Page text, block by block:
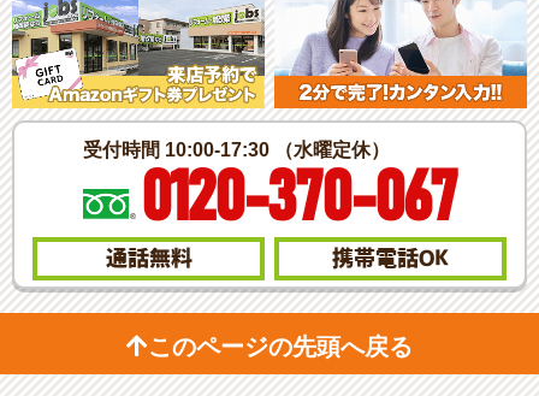
受付時間 10:00-17:30 （水曜定休）
0120-370-067
通話無料 携帯電話OK
このページの先頭へ戻る